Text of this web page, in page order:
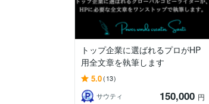
トップ企業に選ばれるプロがHP
用全文章を執筆します
5.0(13)
サウティ
150,000 円